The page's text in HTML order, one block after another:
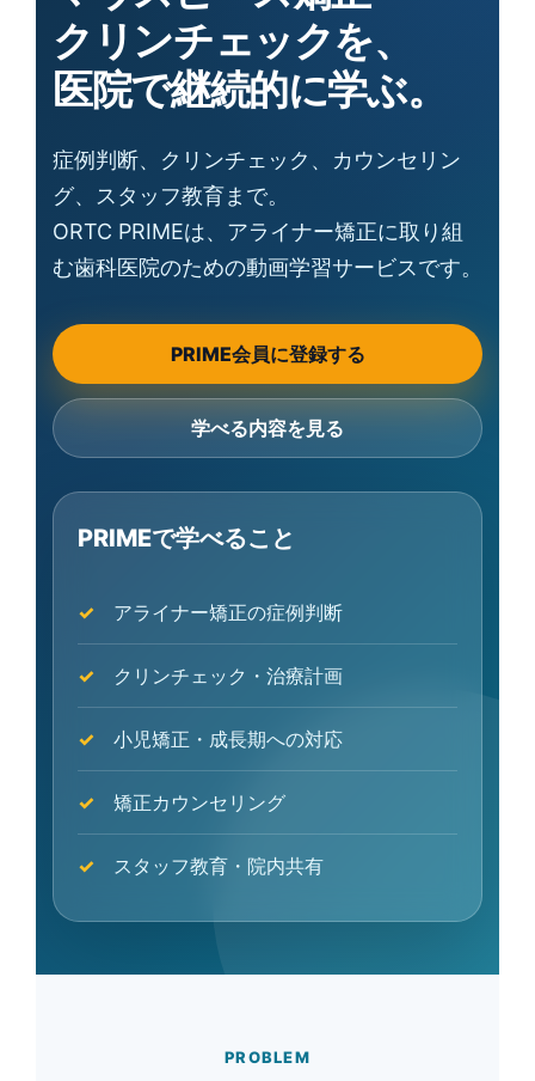
クリンチェックを、
医院で継続的に学ぶ。
症例判断、クリンチェック、カウンセリン
グ、スタッフ教育まで。
ORTC PRIMEは、アライナー矯正に取り組
む歯科医院のための動画学習サービスです。
PRIME会員に登録する
学べる内容を見る
PRIMEで学べること
アライナー矯正の症例判断
クリンチェック・治療計画
小児矯正・成長期への対応
矯正カウンセリング
スタッフ教育・院内共有
PROBLEM